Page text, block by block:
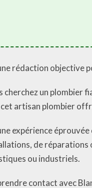
rédaction objective
cherchez un plombier
artisan plombier
expérience
de réparations
ou industriels.
contact avec